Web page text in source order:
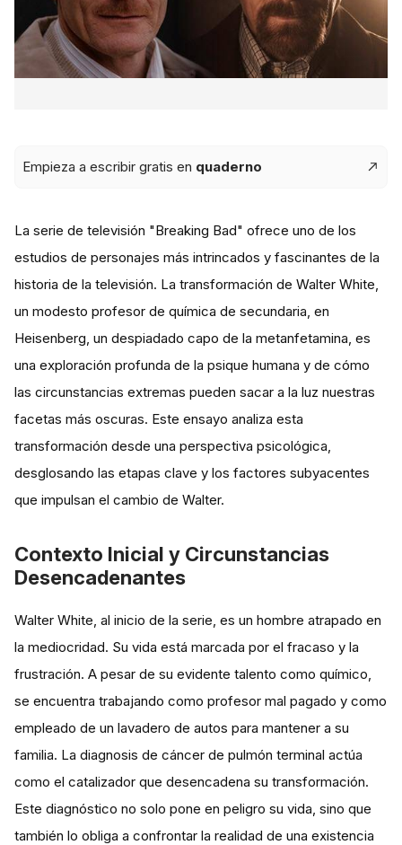
Empieza a escribir gratis en quaderno
La serie de televisión "Breaking Bad" ofrece uno de los
estudios de personajes más intrincados y fascinantes de la
historia de la televisión. La transformación de Walter White,
un modesto profesor de química de secundaria, en
Heisenberg, un despiadado capo de la metanfetamina, es
una exploración profunda de la psique humana y de cómo
las circunstancias extremas pueden sacar a la luz nuestras
facetas más oscuras. Este ensayo analiza esta
transformación desde una perspectiva psicológica,
desglosando las etapas clave y los factores subyacentes
que impulsan el cambio de Walter.
Contexto Inicial y Circunstancias
Desencadenantes
Walter White, al inicio de la serie, es un hombre atrapado en
la mediocridad. Su vida está marcada por el fracaso y la
frustración. A pesar de su evidente talento como químico,
se encuentra trabajando como profesor mal pagado y como
empleado de un lavadero de autos para mantener a su
familia. La diagnosis de cáncer de pulmón terminal actúa
como el catalizador que desencadena su transformación.
Este diagnóstico no solo pone en peligro su vida, sino que
también lo obliga a confrontar la realidad de una existencia